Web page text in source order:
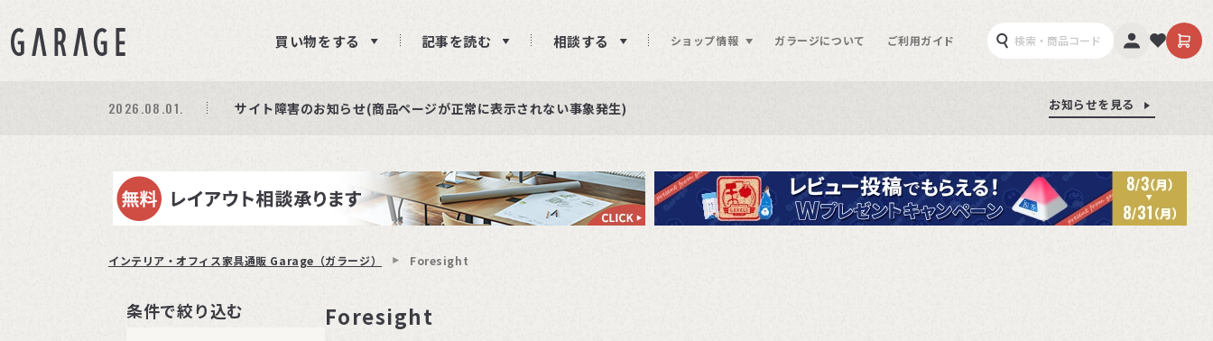
買い物をする 記事を読む 相談する ショップ情報 ガラージについて ご利用ガイド
期間限定プレゼント│レビュー投稿をお待ちしております お知らせを見る
商品ページ障害復旧のお知らせ お知らせを見る
2026.08.01. サイト障害のお知らせ(商品ページが正常に表示されない事象発生) お知らせを見る
インテリア・オフィス家具通販 Garage（ガラージ） Foresight
条件で絞り込む Foresight